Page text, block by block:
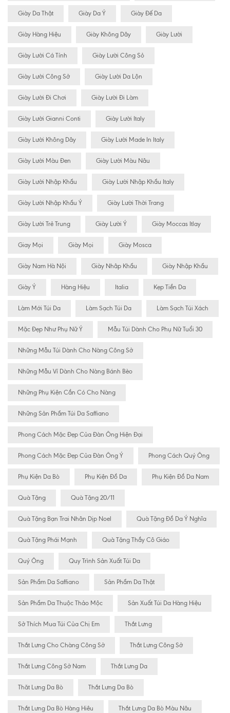
Giày Da Thật Giày Da Ý Giày Đế Da
Giày Hàng Hiệu Giày Không Dây Giày Lười
Giày Lười Cá Tính Giày Lười Công Sỏ
Giày Lười Công Sở Giày Lười Da Lộn
Giày Lười Đi Chơi Giày Lười Đi Làm
Giày Lười Gianni Conti Giày Lười Italy
Giày Lười Không Dây Giày Lười Made In Italy
Giày Lười Màu Đen Giày Lười Màu Nâu
Giày Lười Nhập Khẩu Giày Lười Nhập Khẩu Italy
Giày Lười Nhập Khẩu Ý Giày Lười Thời Trang
Giày Lười Trẻ Trung Giày Lười Ý Giày Moccas Itlay
Giay Mọi Giày Mọi Giày Mosca
Giày Nam Hà Nội Giày Nhâp Khẩu Giày Nhập Khẩu
Giày Ý Hàng Hiệu Italia Kẹp Tiền Da
Làm Mới Túi Da Làm Sạch Túi Da Làm Sạch Túi Xách
Mặc Đẹp Như Phụ Nữ Ý Mẫu Túi Dành Cho Phụ Nữ Tuổi 30
Những Mẫu Túi Dành Cho Nàng Công Sở
Những Mẫu Ví Dành Cho Nàng Bánh Bèo
Những Phụ Kiện Cần Có Cho Nàng
Những Sản Phẩm Túi Da Saffiano
Phong Cách Mặc Đẹp Của Đàn Ông Hiện Đại
Phong Cách Mặc Đẹp Của Đàn Ông Ý Phong Cách Quý Ông
Phụ Kiện Da Bò Phụ Kiện Đồ Da Phụ Kiện Đồ Da Nam
Quà Tặng Quà Tặng 20/11
Quà Tặng Bạn Trai Nhân Dịp Noel Quà Tặng Đồ Da Ý Nghĩa
Quà Tặng Phái Mạnh Quà Tặng Thầy Cô Giáo
Quý Ông Quy Trình Sản Xuất Túi Da
Sản Phẩm Da Saffiano Sản Phẩm Da Thật
Sản Phẩm Da Thuộc Thảo Mộc Sản Xuất Túi Da Hàng Hiệu
Sở Thích Mua Túi Của Chị Em Thắt Lưng
Thắt Lưng Cho Chàng Công Sở Thắt Lưng Công Sở
Thắt Lưng Công Sở Nam Thắt Lưng Da
Thăt Lưng Da Bò Thắt Lưng Da Bò
Thắt Lưng Da Bò Hàng Hiêu Thắt Lưng Da Bò Màu Nâu